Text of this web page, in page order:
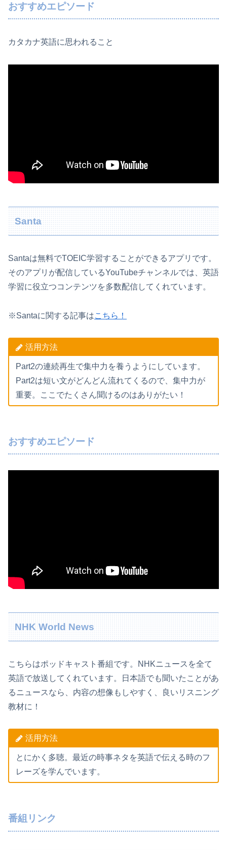
おすすめエピソード
カタカナ英語に思われること
Santa
Santaは無料でTOEIC学習することができるアプリです。
そのアプリが配信しているYouTubeチャンネルでは、英語
学習に役立つコンテンツを多数配信してくれています。
※Santaに関する記事はこちら！
活用方法
Part2の連続再生で集中力を養うようにしています。
Part2は短い文がどんどん流れてくるので、集中力が
重要。ここでたくさん聞けるのはありがたい！
おすすめエピソード
NHK World News
こちらはポッドキャスト番組です。NHKニュースを全て
英語で放送してくれています。日本語でも聞いたことがあ
るニュースなら、内容の想像もしやすく、良いリスニング
教材に！
活用方法
とにかく多聴。最近の時事ネタを英語で伝える時のフ
レーズを学んでいます。
番組リンク